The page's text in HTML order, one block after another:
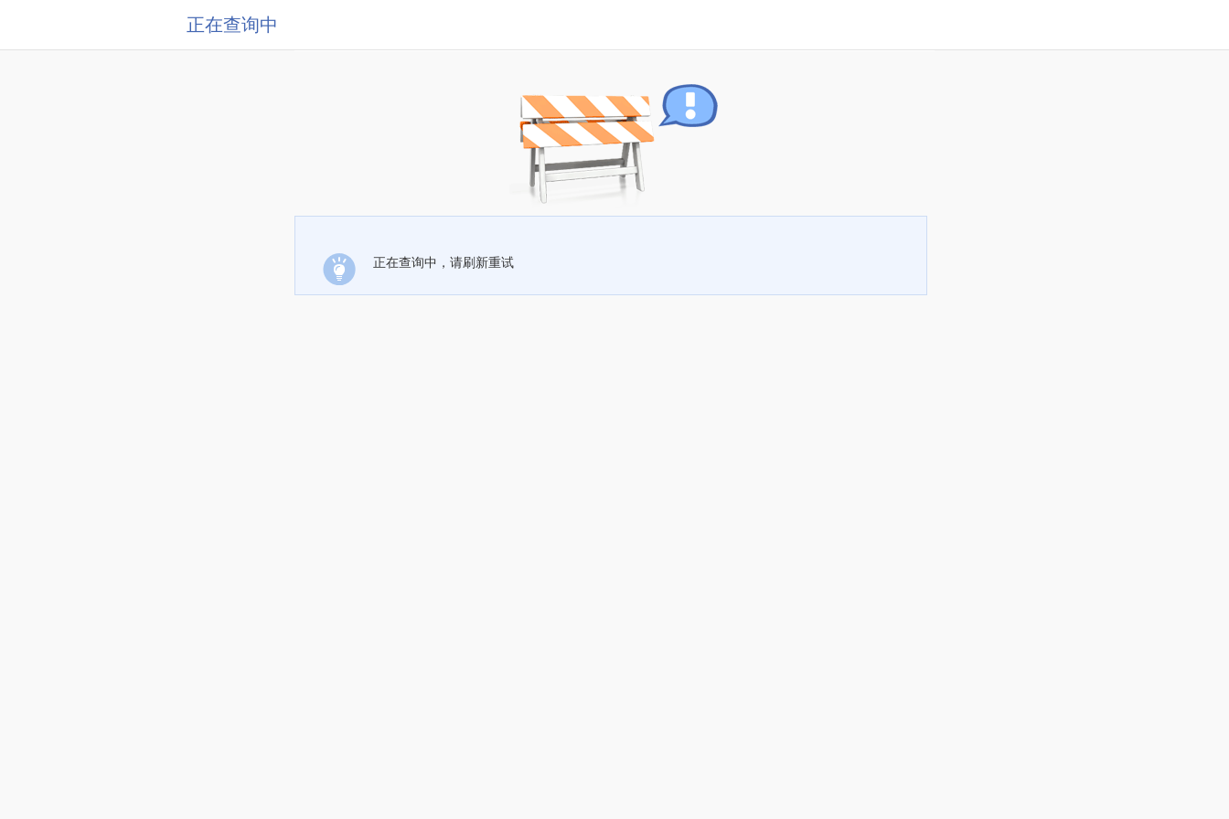
正在查询中
正在查询中，请刷新重试